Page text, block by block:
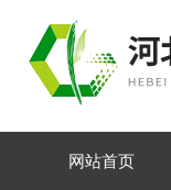
网站首页